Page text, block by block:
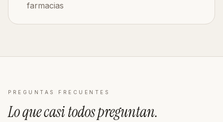
farmacias
PREGUNTAS FRECUENTES
Lo que casi todospreguntan.